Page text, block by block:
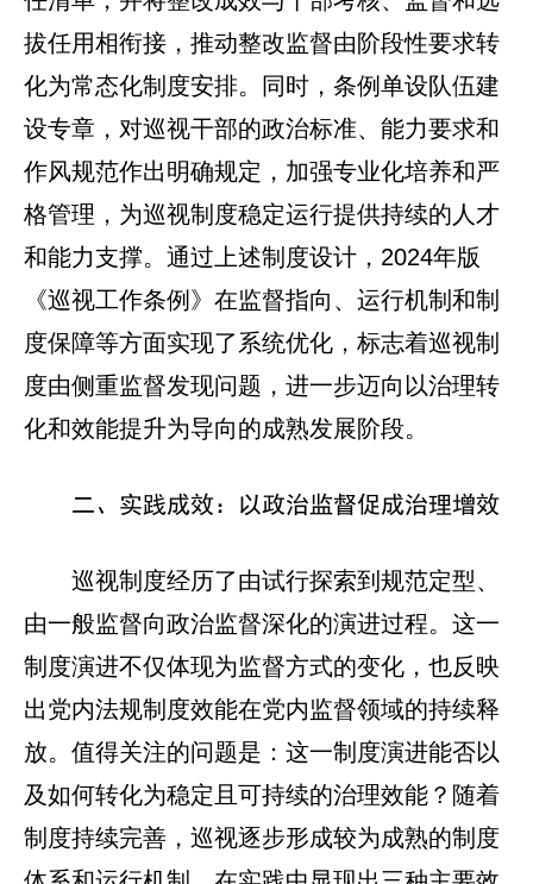
拔任用相衔接，推动整改监督由阶段性要求转
化为常态化制度安排。同时，条例单设队伍建
设专章，对巡视干部的政治标准、能力要求和
作风规范作出明确规定，加强专业化培养和严
格管理，为巡视制度稳定运行提供持续的人才
和能力支撑。通过上述制度设计，2024年版
《巡视工作条例》在监督指向、运行机制和制
度保障等方面实现了系统优化，标志着巡视制
度由侧重监督发现问题，进一步迈向以治理转
化和效能提升为导向的成熟发展阶段。
二、实践成效：以政治监督促成治理增效
巡视制度经历了由试行探索到规范定型、
由一般监督向政治监督深化的演进过程。这一
制度演进不仅体现为监督方式的变化，也反映
出党内法规制度效能在党内监督领域的持续释
放。值得关注的问题是：这一制度演进能否以
及如何转化为稳定且可持续的治理效能？随着
制度持续完善，巡视逐步形成较为成熟的制度